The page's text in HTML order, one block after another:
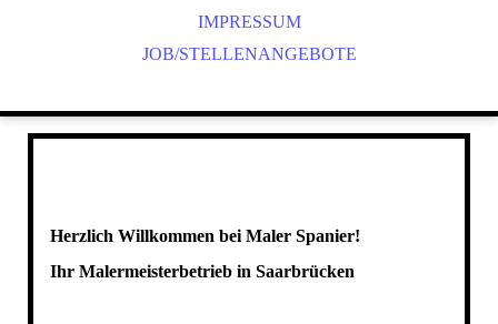
IMPRESSUM
JOB/STELLENANGEBOTE
Herzlich Willkommen bei Maler Spanier!
Ihr Malermeisterbetrieb in Saarbrücken